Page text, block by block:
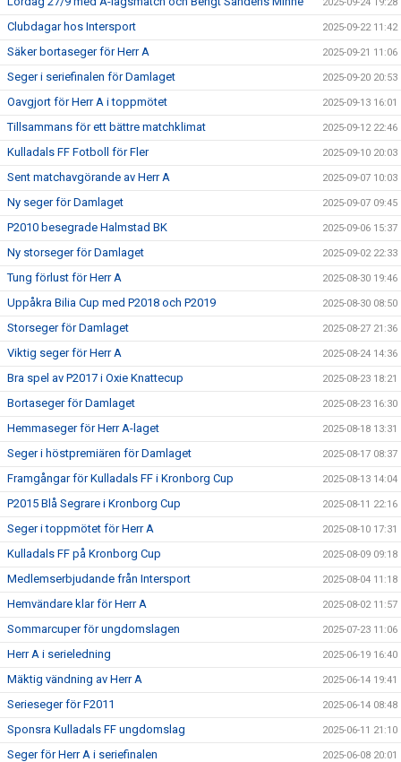
Clubdagar hos Intersport 2025-09-22 11:42
Säker bortaseger för Herr A 2025-09-21 11:06
Seger i seriefinalen för Damlaget 2025-09-20 20:53
Oavgjort för Herr A i toppmötet 2025-09-13 16:01
Tillsammans för ett bättre matchklimat 2025-09-12 22:46
Kulladals FF Fotboll för Fler 2025-09-10 20:03
Sent matchavgörande av Herr A 2025-09-07 10:03
Ny seger för Damlaget 2025-09-07 09:45
P2010 besegrade Halmstad BK 2025-09-06 15:37
Ny storseger för Damlaget 2025-09-02 22:33
Tung förlust för Herr A 2025-08-30 19:46
Uppåkra Bilia Cup med P2018 och P2019 2025-08-30 08:50
Storseger för Damlaget 2025-08-27 21:36
Viktig seger för Herr A 2025-08-24 14:36
Bra spel av P2017 i Oxie Knattecup 2025-08-23 18:21
Bortaseger för Damlaget 2025-08-23 16:30
Hemmaseger för Herr A-laget 2025-08-18 13:31
Seger i höstpremiären för Damlaget 2025-08-17 08:37
Framgångar för Kulladals FF i Kronborg Cup 2025-08-13 14:04
P2015 Blå Segrare i Kronborg Cup 2025-08-11 22:16
Seger i toppmötet för Herr A 2025-08-10 17:31
Kulladals FF på Kronborg Cup 2025-08-09 09:18
Medlemserbjudande från Intersport 2025-08-04 11:18
Hemvändare klar för Herr A 2025-08-02 11:57
Sommarcuper för ungdomslagen 2025-07-23 11:06
Herr A i serieledning 2025-06-19 16:40
Mäktig vändning av Herr A 2025-06-14 19:41
Serieseger för F2011 2025-06-14 08:48
Sponsra Kulladals FF ungdomslag 2025-06-11 21:10
Seger för Herr A i seriefinalen 2025-06-08 20:01